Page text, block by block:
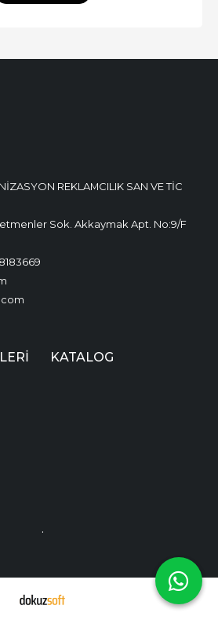
REKLAMCILIK SAN VE TİC
Sok. Akkaymak Apt. No:9/F
KATALOG
.